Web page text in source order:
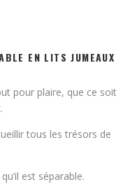
EN LITS JUMEAUX
pour plaire, que ce soit
tous les trésors de
est séparable.